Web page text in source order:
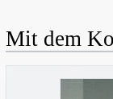
Mit dem